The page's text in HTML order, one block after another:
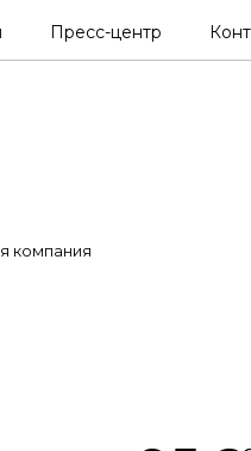
Пресс-центр
компания